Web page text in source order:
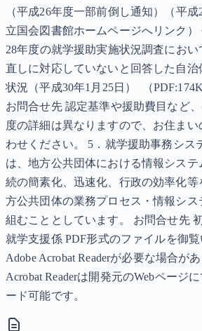
（平成26年度一部前倒し通知）（平
立国会図書館ホームページへリンク）
28年度の就学援助実施状況調査にお
直しに対応していないと回答した自治
状況（平成30年1月25日） （
お問合せ先 認定基準や援助費目など
度の詳細は異なりますので、お住ま
わせください。 5．就学援助事務シス
は、地方公共団体における情報シス
続の簡素化、迅速化、行政の効率化
方公共団体の業務プロセス・情報シス
組むこととしています。 お問合せ先
就学支援係 PDF形式のファイルを御覧
Adobe Acrobat Readerが必要な場合が
Acrobat Readerは開発元のWebページ
ード可能です。